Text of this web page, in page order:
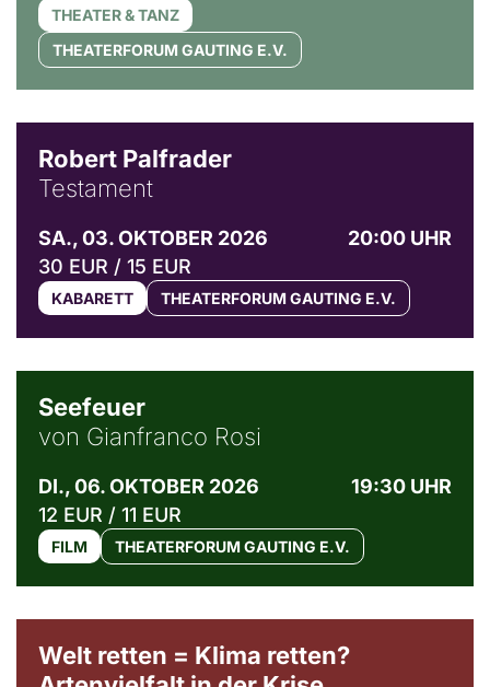
THEATER & TANZ
THEATERFORUM GAUTING E.V.
Robert Palfrader
Testament
SA., 03. OKTOBER 2026
20:00 UHR
30 EUR / 15 EUR
KABARETT THEATERFORUM GAUTING E.V.
Seefeuer
von Gianfranco Rosi
DI., 06. OKTOBER 2026
19:30 UHR
12 EUR / 11 EUR
FILM THEATERFORUM GAUTING E.V.
Welt retten = Klima retten?